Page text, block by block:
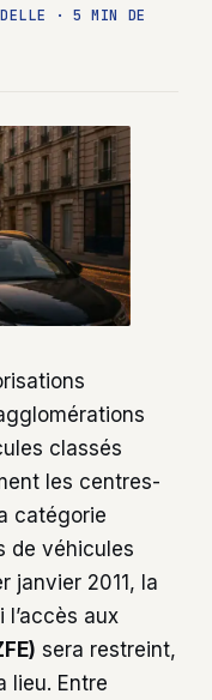
·
5 MIN DE
classés
les centres-
catégorie
de véhicules
janvier 2011, la
l’accès aux
sera restreint,
lieu. Entre